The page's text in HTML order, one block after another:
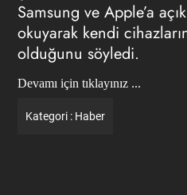
Samsung ve Apple’a
okuyarak kendi
olduğunu söyledi.
Devamı için tıklayınız ...
Kategori : Haber